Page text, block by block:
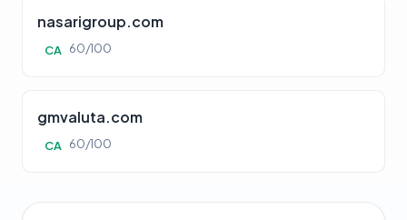
nasarigroup.com
CA 60/100
gmvaluta.com
CA 60/100